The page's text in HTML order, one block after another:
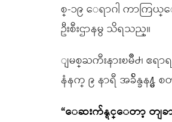
စ္-၁၉ ေရာဂါ ကာကြယ္
ဦးစီးဌာနမွ သိရသည္။
ျမစ္ႀကီးနားၿမိဳ႕၊ ဧ
နံနက္ ၉ နာရီ အခ်ိန္ခန႔္
“ေဆးက်န္ရင္ေတာ့ တျ